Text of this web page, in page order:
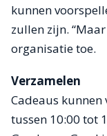
kunnen
zullen zijn.
organisatie toe.
Verzamelen
Cadeaus
tussen 10:00 tot